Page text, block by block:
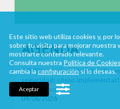
AGENDA
CEBEK - Jornada técnica.
seguridad: cómo
confinados
04/06/2026
Este sitio web utiliza cookies y, por
sobre tu visita para mejorar nuestra
mostrarte contenido relevante.
Consulta nuestra Política de Cookies
cambia laconfiguraciónsi lo deseas.
Aceptar